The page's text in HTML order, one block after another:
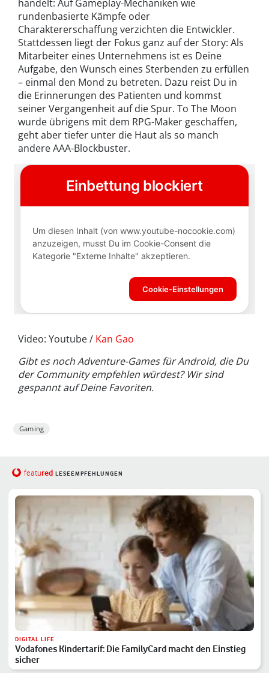
handelt: Auf Gameplay-Mechaniken wie
rundenbasierte Kämpfe oder
Charaktererschaffung verzichten die Entwickler.
Stattdessen liegt der Fokus ganz auf der Story: Als
Mitarbeiter eines Unternehmens ist es Deine
Aufgabe, den Wunsch eines Sterbenden zu erfüllen
– einmal den Mond zu betreten. Dazu reist Du in
die Erinnerungen des Patienten und kommst
seiner Vergangenheit auf die Spur. To The Moon
wurde übrigens mit dem RPG-Maker geschaffen,
geht aber tiefer unter die Haut als so manch
andere AAA-Blockbuster.
Video: Youtube / Kan Gao
Gibt es noch Adventure-Games für Android, die Du
der Community empfehlen würdest? Wir sind
gespannt auf Deine Favoriten.
Gaming
featured LESEEMPFEHLUNGEN
DIGITAL LIFE
Vodafones Kindertarif: Die FamilyCard macht den Einstieg
sicher